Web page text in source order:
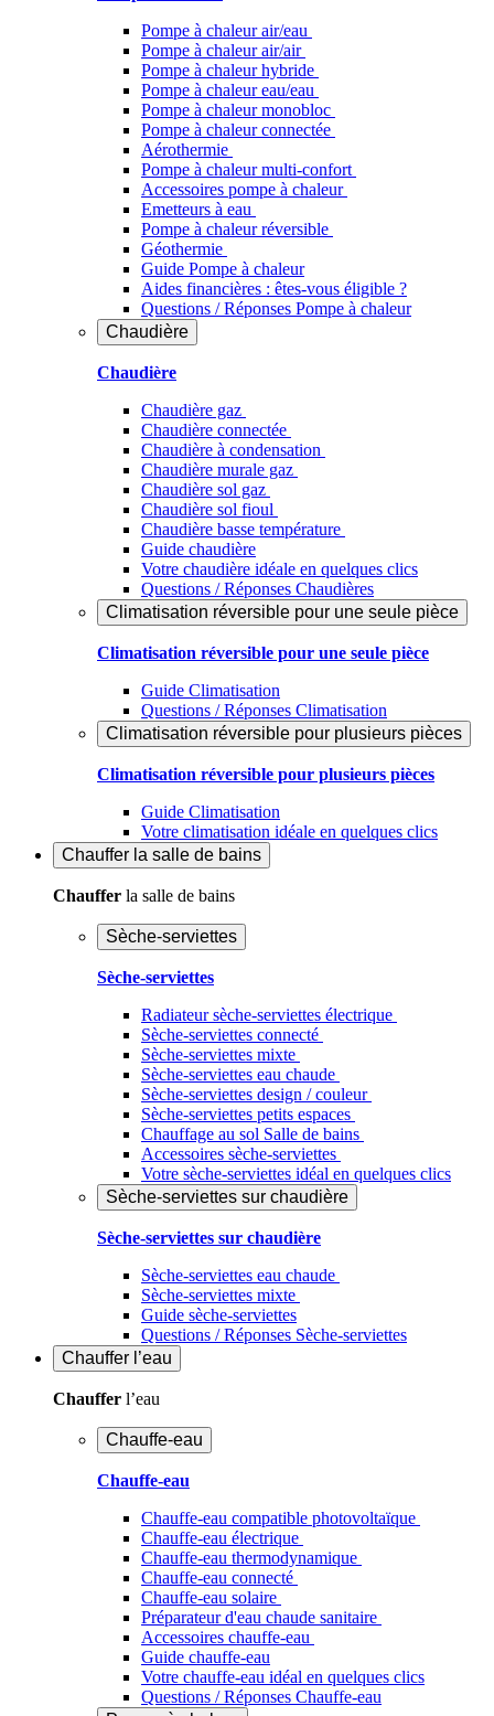
Pompe à chaleur air/eau
Pompe à chaleur air/air
Pompe à chaleur hybride
Pompe à chaleur​ eau/eau
Pompe à chaleur monobloc
Pompe à chaleur connectée
Aérothermie
Pompe à chaleur multi-confort
Accessoires pompe à chaleur
Emetteurs à eau
Pompe à chaleur réversible
Géothermie
Guide Pompe à chaleur
Aides financières : êtes-vous éligible ?
Questions / Réponses Pompe à chaleur
Chaudière
Chaudière
Chaudière gaz
Chaudière connectée
Chaudière à condensation
Chaudière murale gaz
Chaudière sol gaz
Chaudière sol fioul
Chaudière basse température
Guide chaudière
Votre chaudière idéale en quelques clics
Questions / Réponses Chaudières
Climatisation réversible pour une seule pièce
Climatisation réversible pour une seule pièce
Guide Climatisation
Questions / Réponses Climatisation
Climatisation réversible pour plusieurs pièces
Climatisation réversible pour plusieurs pièces
Guide Climatisation
Votre climatisation idéale en quelques clics
Chauffer la salle de bains
Chauffer la salle de bains
Sèche-serviettes
Sèche-serviettes
Radiateur sèche-serviettes électrique
Sèche-serviettes connecté
Sèche-serviettes mixte
Sèche-serviettes eau chaude
Sèche-serviettes design / couleur
Sèche-serviettes petits espaces
Chauffage au sol Salle de bains
Accessoires sèche-serviettes
Votre sèche-serviettes idéal en quelques clics
Sèche-serviettes sur chaudière
Sèche-serviettes sur chaudière
Sèche-serviettes eau chaude
Sèche-serviettes mixte
Guide sèche-serviettes
Questions / Réponses Sèche-serviettes
Chauffer l’eau
Chauffer l’eau
Chauffe-eau
Chauffe-eau
Chauffe-eau compatible photovoltaïque
Chauffe-eau électrique
Chauffe-eau thermodynamique
Chauffe-eau connecté
Chauffe-eau solaire
Préparateur d'eau chaude sanitaire
Accessoires chauffe-eau
Guide chauffe-eau
Votre chauffe-eau idéal en quelques clics
Questions / Réponses Chauffe-eau